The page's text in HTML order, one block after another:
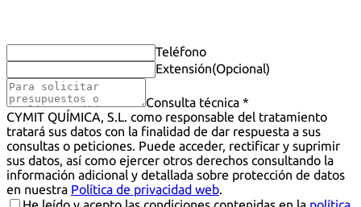
Teléfono
Extensión(Opcional)
Consulta técnica *
CYMIT QUÍMICA, S.L. como responsable del tratamiento
tratará sus datos con la finalidad de dar respuesta a sus
consultas o peticiones. Puede acceder, rectificar y suprimir
sus datos, así como ejercer otros derechos consultando la
información adicional y detallada sobre protección de datos
en nuestra Política de privacidad web.